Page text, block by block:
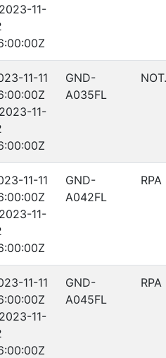
11-
11-11
11-
GND-
A035FL
11-11
11-
GND-
A042FL
RPA
11-11
11-
GND-
A045FL
RPA